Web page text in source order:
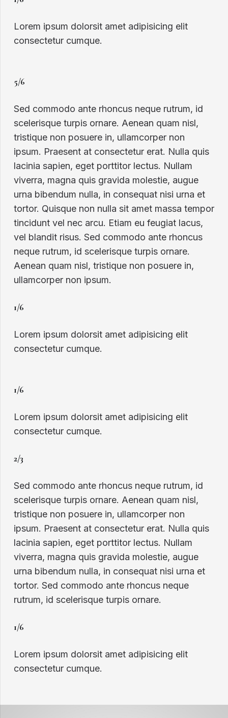
Lorem ipsum dolorsit amet adipisicing elit
consectetur cumque.
5/6
Sed commodo ante rhoncus neque rutrum, id
scelerisque turpis ornare. Aenean quam nisl,
tristique non posuere in, ullamcorper non
ipsum. Praesent at consectetur erat. Nulla quis
lacinia sapien, eget porttitor lectus. Nullam
viverra, magna quis gravida molestie, augue
urna bibendum nulla, in consequat nisi urna et
tortor. Quisque non nulla sit amet massa tempor
tincidunt vel nec arcu. Etiam eu feugiat lacus,
vel blandit risus. Sed commodo ante rhoncus
neque rutrum, id scelerisque turpis ornare.
Aenean quam nisl, tristique non posuere in,
ullamcorper non ipsum.
1/6
Lorem ipsum dolorsit amet adipisicing elit
consectetur cumque.
1/6
Lorem ipsum dolorsit amet adipisicing elit
consectetur cumque.
2/3
Sed commodo ante rhoncus neque rutrum, id
scelerisque turpis ornare. Aenean quam nisl,
tristique non posuere in, ullamcorper non
ipsum. Praesent at consectetur erat. Nulla quis
lacinia sapien, eget porttitor lectus. Nullam
viverra, magna quis gravida molestie, augue
urna bibendum nulla, in consequat nisi urna et
tortor. Sed commodo ante rhoncus neque
rutrum, id scelerisque turpis ornare.
1/6
Lorem ipsum dolorsit amet adipisicing elit
consectetur cumque.